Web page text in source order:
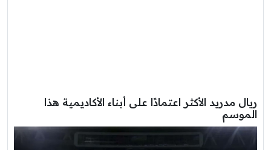
ريال مدريد الأكثر اعتمادًا على أبناء الأكاديمية هذا
الموسم